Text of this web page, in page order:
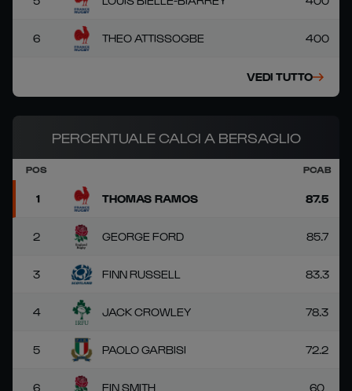
6 THEO ATTISSOGBE 400
VEDI TUTTO
PERCENTUALE CALCI A BERSAGLIO
POS PCAB
1 THOMAS RAMOS 87.5
2 GEORGE FORD 85.7
3 FINN RUSSELL 83.3
4 JACK CROWLEY 78.3
5 PAOLO GARBISI 72.2
6 FIN SMITH 60